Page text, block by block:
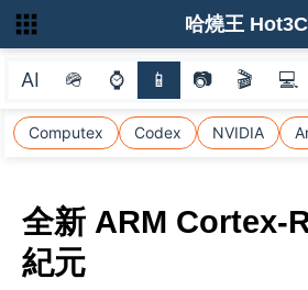
AI 🪖 ⌚ 📱 📷 🎬 💻
Computex Codex NVIDIA
哈燒王 Hot3C
全新 ARM Cortex-
紀元